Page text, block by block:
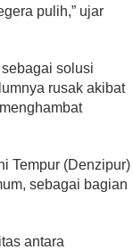
pulih,” ujar
solusi
rusak akibat
Tempur (Denzipur)
sebagai bagian
antara